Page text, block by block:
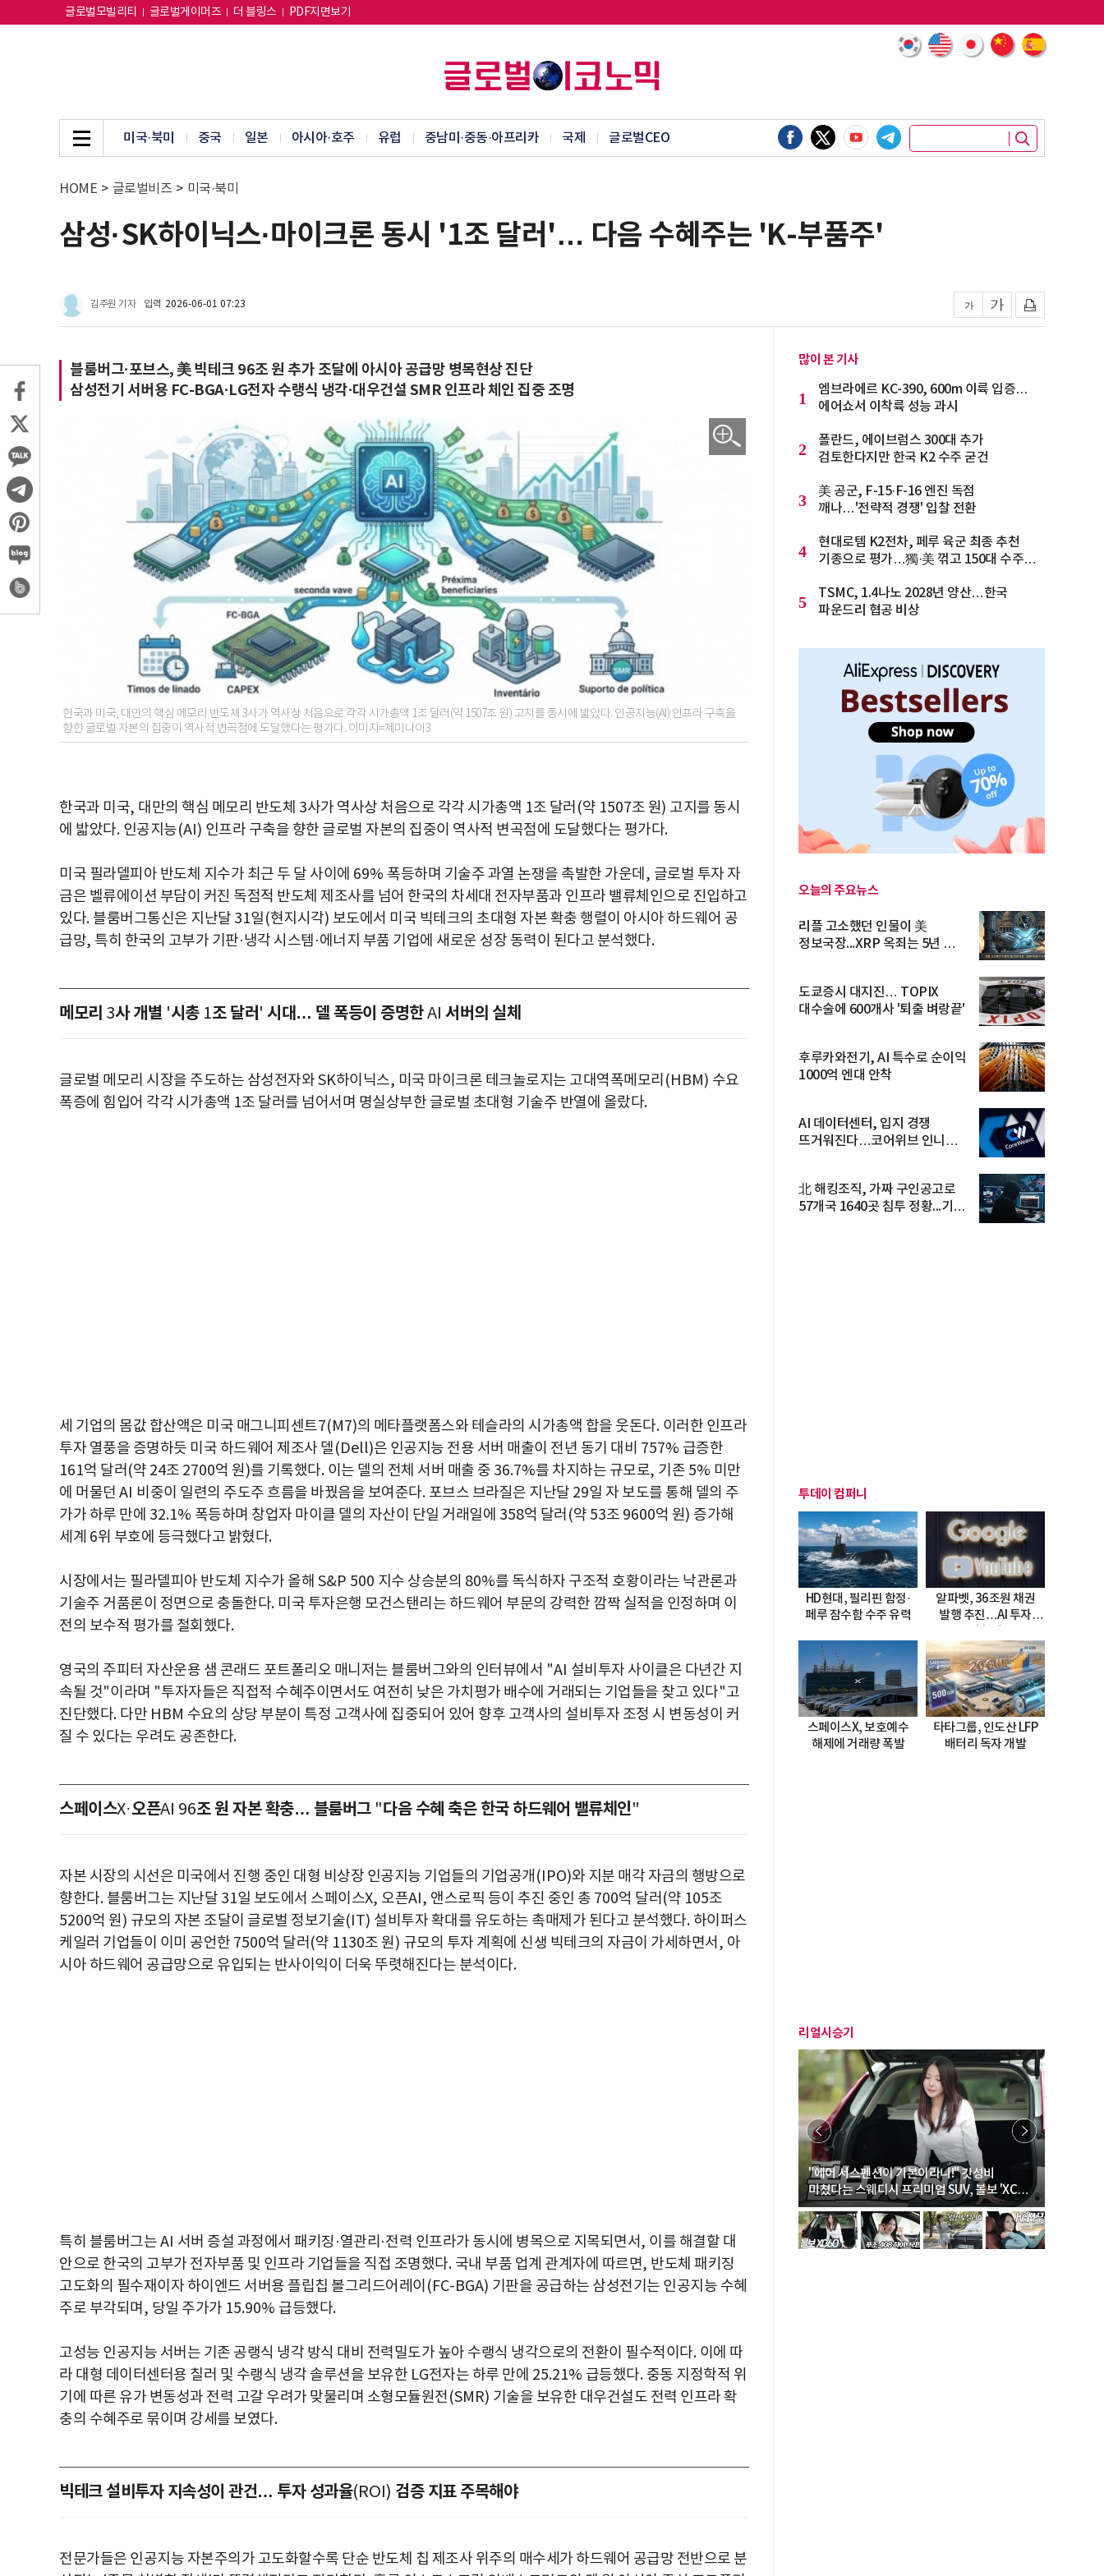
글로벌모빌리티 글로벌게이머즈 더 블링스 PDF지면보기
미국·북미 중국 일본 아시아·호주 유럽 중남미·중동·아프리카 국제 글로벌CEO
HOME > 글로벌비즈 > 미국·북미
삼성·SK하이닉스·마이크론 동시 '1조 달러'… 다음 수혜주는 'K-부품주'
김주원 기자 입력 2026-06-01 07:23
블룸버그·포브스, 美 빅테크 96조 원 추가 조달에 아시아 공급망 병목현상 진단
삼성전기 서버용 FC-BGA·LG전자 수랭식 냉각·대우건설 SMR 인프라 체인 집중 조명
한국과 미국, 대만의 핵심 메모리 반도체 3사가 역사상 처음으로 각각 시가총액 1조 달러(약 1507조 원) 고지를 동시에 밟았다. 인공지능(AI) 인프라 구축을
향한 글로벌 자본의 집중이 역사적 변곡점에 도달했다는 평가다. 이미지=제미나이3
한국과 미국, 대만의 핵심 메모리 반도체 3사가 역사상 처음으로 각각 시가총액 1조 달러 (약 1507조 원) 고지를 동시
에 밟았다. 인공지능(AI) 인프라 구축을 향한 글로벌 자본의 집중이 역사적 변곡점에 도달했다는 평가다.
미국 필라델피아 반도체 지수가 최근 두 달 사이에 69% 폭등하며 기술주 과열 논쟁을 촉발한 가운데 , 글로벌 투자 자
금은 벨류에이션 부담이 커진 독점적 반도체 제조사를 넘어 한국의 차세대 전자부품과 인프라 밸류체인으로 진입하고
있다. 블룸버그통신은 지난달 31일(현지시각) 보도에서 미국 빅테크의 초대형 자본 확충 행렬이 아시아 하드웨어 공
급망, 특히 한국의 고부가 기판·냉각 시스템·에너지 부품 기업에 새로운 성장 동력이 된다고 분석했다.
메모리 3사 개별 '시총 1조 달러 ' 시대… 델 폭등이 증명한AI 서버의 실체
글로벌 메모리 시장을 주도하는 삼성전자와SK하이닉스, 미국 마이크론 테크놀로지는 고대역폭메모리 (HBM) 수요
폭증에 힘입어 각각 시가총액 1조 달러를 넘어서며 명실상부한 글로벌 초대형 기술주 반열에 올랐다.
세 기업의 몸값 합산액은 미국 매그니피센트7(M7)의 메타플랫폼스와 테슬라의 시가총액 합을 웃돈다. 이러한 인프라
투자 열풍을 증명하듯 미국 하드웨어 제조사 델(Dell)은 인공지능 전용 서버 매출이 전년 동기 대비 757% 급증한
161억 달러 (약 24조 2700억 원)를 기록했다. 이는 델의 전체 서버 매출 중 36.7%를 차지하는 규모로, 기존 5% 미만
에 머물던 AI 비중이 일련의 주도주 흐름을 바꿨음을 보여준다. 포브스 브라질은 지난달 29일 자 보도를 통해 델의 주
가가 하루 만에 32.1% 폭등하며 창업자 마이클 델의 자산이 단일 거래일에 358억 달러 (약 53조 9600억 원) 증가해
세계 6위 부호에 등극했다고 밝혔다.
시장에서는 필라델피아 반도체 지수가 올해 S&P 500 지수 상승분의 80%를 독식하자 구조적 호황이라는 낙관론과
기술주 거품론이 정면으로 충돌한다. 미국 투자은행 모건스탠리는 하드웨어 부문의 강력한 깜짝 실적을 인정하며 이
전의 보수적 평가를 철회했다.
영국의 주피터 자산운용 샘 콘래드 포트폴리오 매니저는 블룸버그와의 인터뷰에서 "AI 설비투자 사이클은 다년간 지
속될 것"이라며 "투자자들은 직접적 수혜주이면서도 여전히 낮은 가치평가 배수에 거래되는 기업들을 찾고 있다"고
진단했다. 다만 HBM 수요의 상당 부분이 특정 고객사에 집중되어 있어 향후 고객사의 설비투자 조정 시 변동성이 커
질 수 있다는 우려도 공존한다.
스페이스X·오픈AI 96조 원 자본 확충… 블룸버그 "다음 수혜 축은 한국 하드웨어 밸류체인"
자본 시장의 시선은 미국에서 진행 중인 대형 비상장 인공지능 기업들의 기업공개 (IPO)와 지분 매각 자금의 행방으로
향한다. 블룸버그는 지난달 31일 보도에서 스페이스X, 오픈AI, 앤스로픽 등이 추진 중인 총 700억 달러 (약 105조
5200억 원) 규모의 자본 조달이 글로벌 정보기술(IT) 설비투자 확대를 유도하는 촉매제가 된다고 분석했다. 하이퍼스
케일러 기업들이 이미 공언한 7500억 달러 (약 1130조 원) 규모의 투자 계획에 신생 빅테크의 자금이 가세하면서 , 아
시아 하드웨어 공급망으로 유입되는 반사이익이 더욱 뚜렷해진다는 분석이다.
특히 블룸버그는AI 서버 증설 과정에서 패키징 ·열관리 ·전력 인프라가 동시에 병목으로 지목되면서, 이를 해결할 대
안으로 한국의 고부가 전자부품 및 인프라 기업들을 직접 조명했다. 국내 부품 업계 관계자에 따르면, 반도체 패키징
고도화의 필수재이자 하이엔드 서버용 플립칩 볼그리드어레이 (FC-BGA) 기판을 공급하는 삼성전기는 인공지능 수혜
주로 부각되며 , 당일 주가가 15.90% 급등했다.
고성능 인공지능 서버는 기존 공랭식 냉각 방식 대비 전력밀도가 높아 수랭식 냉각으로의 전환이 필수적이다. 이에 따
라 대형 데이터센터용 칠러 및 수랭식 냉각 솔루션을 보유한 LG전자는 하루 만에 25.21% 급등했다. 중동 지정학적 위
기에 따른 유가 변동성과 전력 고갈 우려가 맞물리며 소형모듈원전(SMR) 기술을 보유한 대우건설도 전력 인프라 확
충의 수혜주로 묶이며 강세를 보였다.
빅테크 설비투자 지속성이 관건… 투자 성과율(ROI) 검증 지표 주목해야
전문가들은 인공지능 자본주의가 고도화할수록 단순 반도체 칩 제조사 위주의 매수세가 하드웨어 공급망 전반으로 분
많이 본 기사
1
엠브라에르 KC-390, 600m 이륙 입증…
에어쇼서 이착륙 성능 과시
2
폴란드, 에이브럼스 300대 추가
검토한다지만 한국 K2 수주 굳건
3
美 공군, F-15·F-16 엔진 독점
깨나…'전략적 경쟁' 입찰 전환
4
현대로템 K2전차, 페루 육군 최종 추천
기종으로 평가…獨·美 꺾고 150대 수주
5
TSMC, 1.4나노 2028년 양산…한국
파운드리 협공 비상
오늘의 주요뉴스
리플 고소했던 인물이 美
정보국장...XRP 옥죄는 5년 법적
도쿄증시 대지진… TOPIX
대수술에 600개사 '퇴출 벼랑끝'
후루카와전기, AI 특수로 순이익
1000억 엔대 안착
AI 데이터센터, 입지 경쟁
뜨거워진다…코어위브 인니
北 해킹조직, 가짜 구인공고로
57개국 1640곳 침투 정황...기업
투데이 컴퍼니
HD현대, 필리핀 함정·
페루 잠수함 수주 유력
알파벳, 36조원 채권
발행 추진…AI 투자
스페이스X, 보호예수
해제에 거래량 폭발
타타그룹, 인도산 LFP
배터리 독자 개발
리얼시승기
"에어 서스펜션이 기본이라니!" 갓성비
미쳤다는 스웨디시 프리미엄 SUV, 볼보 'XC60
B5 울트라'